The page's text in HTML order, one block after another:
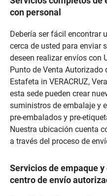
con personal
Debería ser fácil encontrar
cerca de usted para enviar
deseen realizar envíos con
Punto de Venta Autorizado
Estafeta in VERACRUZ,
esta sede pueden crear
suministros de embalaje y
pre-embalados y pre-
Nuestra ubicación cuenta
a través del proceso de
Servicios de empaque
centro de envío